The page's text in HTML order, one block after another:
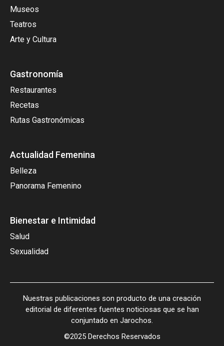
Museos
Teatros
Arte y Cultura
Gastronomía
Restaurantes
Recetas
Rutas Gastronómicas
Actualidad Femenina
Belleza
Panorama Femenino
Bienestar e Intimidad
Salud
Sexualidad
Nuestras publicaciones son producto de una creación
editorial de diferentes fuentes noticiosas que se han
conjuntado en Jarochos.
©2025 Derechos Reservados